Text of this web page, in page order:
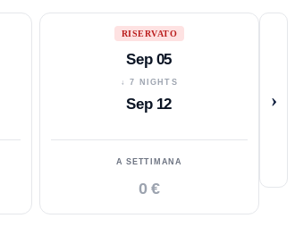
RISERVATO
Sep 05
↓ 7 NIGHTS
Sep 12
A SETTIMANA
0 €
›